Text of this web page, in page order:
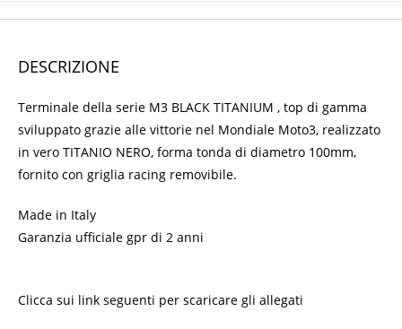
DESCRIZIONE
Terminale della serie M3 BLACK TITANIUM , top di gamma
sviluppato grazie alle vittorie nel Mondiale Moto3, realizzato
in vero TITANIO NERO, forma tonda di diametro 100mm,
fornito con griglia racing removibile.
Made in Italy
Garanzia ufficiale gpr di 2 anni
Clicca sui link seguenti per scaricare gli allegati